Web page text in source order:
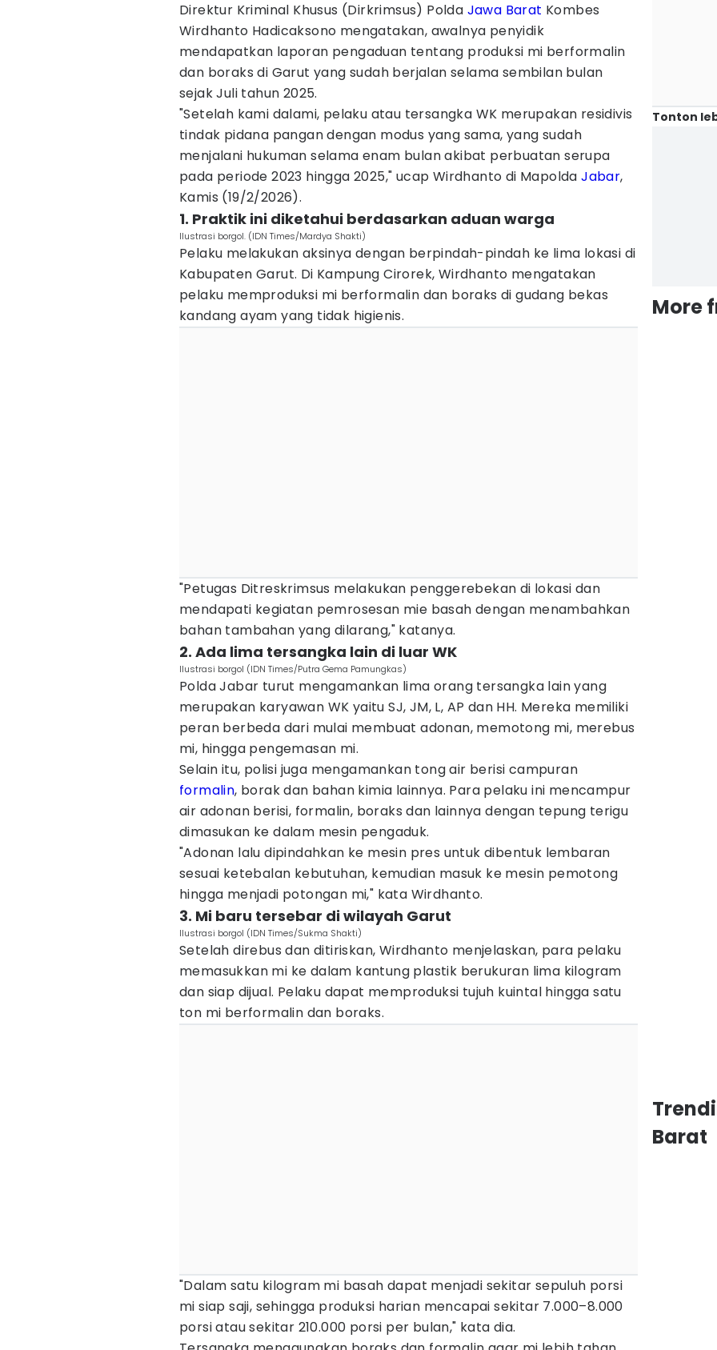
Direktur Kriminal Khusus (Dirkrimsus) Polda Jawa Barat Kombes
Wirdhanto Hadicaksono mengatakan, awalnya penyidik
mendapatkan laporan pengaduan tentang produksi mi berformalin
dan boraks di Garut yang sudah berjalan selama sembilan bulan
sejak Juli tahun 2025.
"Setelah kami dalami, pelaku atau tersangka WK merupakan residivis
tindak pidana pangan dengan modus yang sama, yang sudah
menjalani hukuman selama enam bulan akibat perbuatan serupa
pada periode 2023 hingga 2025," ucap Wirdhanto di MapoldaJabar,
Kamis (19/2/2026).
1. Praktik ini diketahui berdasarkan aduan warga
Ilustrasi borgol. (IDN Times/Mardya Shakti)
Pelaku melakukan aksinya dengan berpindah-pindah ke lima lokasi di
Kabupaten Garut. Di Kampung Cirorek, Wirdhanto mengatakan
pelaku memproduksi mi berformalin dan boraks di gudang bekas
kandang ayam yang tidak higienis.
"Petugas Ditreskrimsus melakukan penggerebekan di lokasi dan
mendapati kegiatan pemrosesan mie basah dengan menambahkan
bahan tambahan yang dilarang," katanya.
2. Ada lima tersangka lain di luar WK
Ilustrasi borgol (IDN Times/Putra Gema Pamungkas)
Polda Jabar turut mengamankan lima orang tersangka lain yang
merupakan karyawan WK yaitu SJ, JM, L, AP dan HH. Mereka memiliki
peran berbeda dari mulai membuat adonan, memotong mi, merebus
mi, hingga pengemasan mi.
Selain itu, polisi juga mengamankan tong air berisi campuran
formalin, borak dan bahan kimia lainnya. Para pelaku ini mencampur
air adonan berisi, formalin, boraks dan lainnya dengan tepung terigu
dimasukan ke dalam mesin pengaduk.
"Adonan lalu dipindahkan ke mesin pres untuk dibentuk lembaran
sesuai ketebalan kebutuhan, kemudian masuk ke mesin pemotong
hingga menjadi potongan mi," kata Wirdhanto.
3. Mi baru tersebar di wilayah Garut
Ilustrasi borgol (IDN Times/Sukma Shakti)
Setelah direbus dan ditiriskan, Wirdhanto menjelaskan, para pelaku
memasukkan mi ke dalam kantung plastik berukuran lima kilogram
dan siap dijual. Pelaku dapat memproduksi tujuh kuintal hingga satu
ton mi berformalin dan boraks.
"Dalam satu kilogram mi basah dapat menjadi sekitar sepuluh porsi
mi siap saji, sehingga produksi harian mencapai sekitar 7.000–8.000
porsi atau sekitar 210.000 porsi per bulan," kata dia.
Tonton
More
Barat